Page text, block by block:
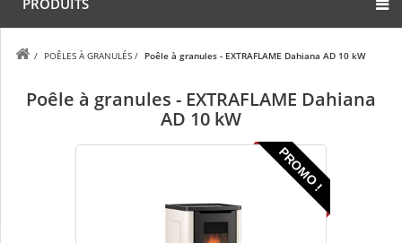
PRODUITS
/ POÊLES À GRANULÉS / Poêle à granules - EXTRAFLAME Dahiana AD 10 kW
Poêle à granules - EXTRAFLAME Dahiana
AD 10 kW
PROMO !